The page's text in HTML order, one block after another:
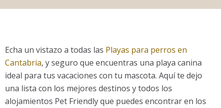
Echa un vistazo a todas las Playas para perros en
Cantabria, y seguro que encuentras una playa canina
ideal para tus vacaciones con tu mascota. Aquí te dejo
una lista con los mejores destinos y todos los
alojamientos Pet Friendly que puedes encontrar en los